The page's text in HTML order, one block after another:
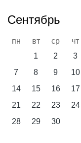
Сентябрь
пн вт ср чт
1
2 3
7
8 9 10
14
15 16 17
21
22 23 24
28
29 30